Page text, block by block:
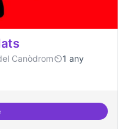
Canòdrom
1 any
projectes consolidats